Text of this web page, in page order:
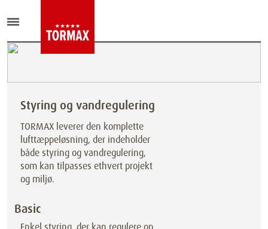
Styring og vandregulering
TORMAX leverer den komplette
lufttæppeløsning, der indeholder
både styring og vandregulering,
som kan tilpasses ethvert projekt
og miljø.
Basic